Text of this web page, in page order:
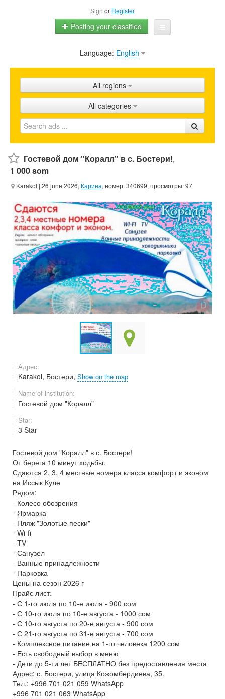
Sign or Register
Posting your classified
Home
Shops
Promotion
FAQ
Blog
Language: English
All regions
All categories
Гостевой дом "Коралл" в с. Бостери!,
1 000 som
Karakol | 26 june 2026, Карина, номер: 340699, просмотры: 97
Адрес:
Karakol, Бостери, Show on the map
Name of institution:
Гостевой дом "Коралл"
Star:
3 Star
Гостевой дом "Коралл" в с. Бостери!
От берега 10 минут ходьбы.
Сдаются 2, 3, 4 местные номера класса комфорт и эконом
на Иссык Куле
Рядом:
- Колесо обозрения
- Ярмарка
- Пляж "Золотые пески"
- Wi-fi
- TV
- Санузел
- Ванные принадлежности
- Парковка
Цены на сезон 2026 г
Прайс лист:
- С 1-го июля по 10-е июля - 900 сом
- С 10-го июля по 10-е августа - 1000 сом
- С 10-го августа по 20-е августа - 900 сом
- С 21-го августа по 31-е августа - 700 сом
- Комплексное питание на 1-го человека 1200 сом
- Есть свободный выбор в меню
- Дети до 5-ти лет БЕСПЛАТНО без предоставления места
Адрес: с. Бостери, улица Кожомбердиева, 35.
Тел.: +996 701 021 059 WhatsApp
+996 701 021 063 WhatsApp